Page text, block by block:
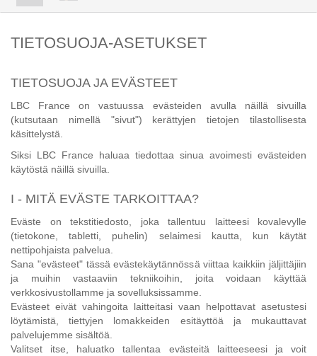
TIETOSUOJA-ASETUKSET
TIETOSUOJA JA EVÄSTEET
LBC France on vastuussa evästeiden avulla näillä sivuilla
(kutsutaan nimellä "sivut") kerättyjen tietojen tilastollisesta
käsittelystä.
Siksi LBC France haluaa tiedottaa sinua avoimesti evästeiden
käytöstä näillä sivuilla.
I - MITÄ EVÄSTE TARKOITTAA?
Eväste on tekstitiedosto, joka tallentuu laitteesi kovalevylle
(tietokone, tabletti, puhelin) selaimesi kautta, kun käytät
nettipohjaista palvelua.
Sana "evästeet" tässä evästekäytännössä viittaa kaikkiin jäljittäjiin
ja muihin vastaaviin tekniikoihin, joita voidaan käyttää
verkkosivustollamme ja sovelluksissamme.
Evästeet eivät vahingoita laitteitasi vaan helpottavat asetustesi
löytämistä, tiettyjen lomakkeiden esitäyttöä ja mukauttavat
palvelujemme sisältöä.
Valitset itse, haluatko tallentaa evästeitä laitteeseesi ja voit